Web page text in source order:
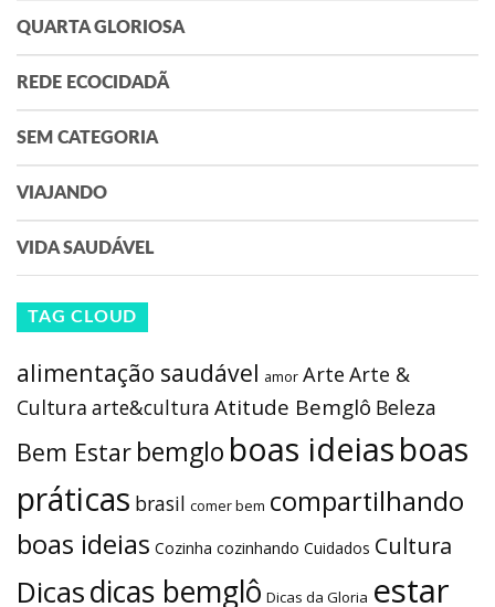
QUARTA GLORIOSA
REDE ECOCIDADÃ
SEM CATEGORIA
VIAJANDO
VIDA SAUDÁVEL
TAG CLOUD
alimentação saudável amor Arte Arte &
Cultura arte&cultura Atitude Bemglô Beleza
Bem Estar bemglo boas ideiasboas
práticas brasil comer bem compartilhando
boas ideias Cozinha cozinhando Cuidados Cultura
Dicasdicas bemglô Dicas da Gloria estar